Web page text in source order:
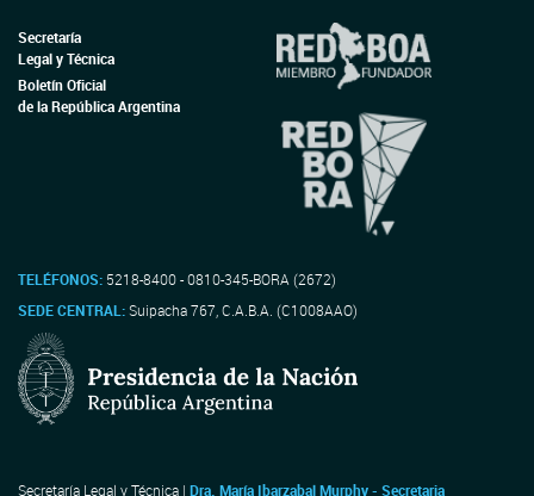
Secretaría
Legal y Técnica
Boletín Oficial
de la República Argentina
TELÉFONOS: 5218-8400 - 0810-345-BORA (2672)
SEDE CENTRAL:Suipacha 767, C.A.B.A. (C1008AAO)
Secretaría Legal y Técnica | Dra. María Ibarzabal Murphy - Secretaria